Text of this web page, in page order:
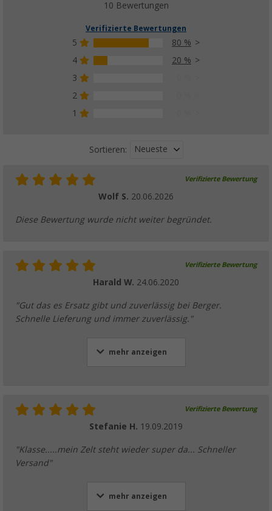
10 Bewertungen
Verifizierte Bewertungen
5
80 %
4
20 %
3
2
1
Sortieren: Neueste
Verifizierte Bewertung
Wolf S. 20.06.2026
Diese Bewertung wurde nicht weiter begründet.
Verifizierte Bewertung
Harald W. 24.06.2020
"Gut das es Ersatz gibt und zuverlässig bei Berger.
Schnelle Lieferung und immer zuverlässig."
mehr anzeigen
Verifizierte Bewertung
Stefanie H. 19.09.2019
"Klasse.....mein Zelt steht wieder super da... Schneller
Versand"
mehr anzeigen